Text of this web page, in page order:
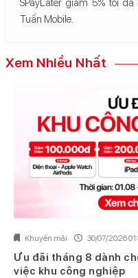
SPayLater giảm 5% tối
Tuấn Mobile.
Xem Nhiều Nhất
Khuyến mãi 30/07/2026
Ưu đãi tháng 8 dành
việc khu công nghiệp